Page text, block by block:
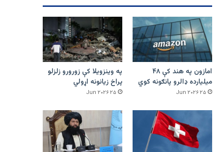
امازون په هند کې ۴۸
میلیارده ډالرو پانګونه کوي
۲۵ Jun ۲۰۲۶
په وینزویلا کې زورورو زلزلو
پراخ زیانونه اړولي
۲۵ Jun ۲۰۲۶